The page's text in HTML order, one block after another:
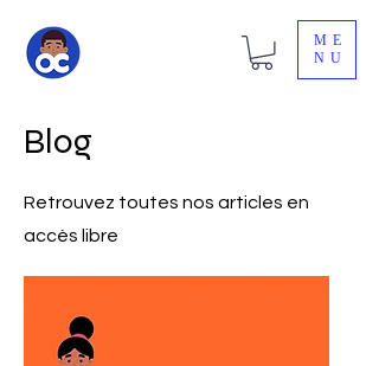
ME
NU
Blog
Retrouvez toutes nos articles en
accès libre